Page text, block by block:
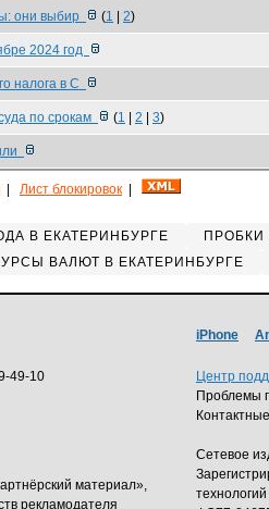
они выбир (1 2)
2024 год
налога в С
по срокам (1 2 3)
Лист блокировок
В ЕКАТЕРИНБУРГЕ ПРОБКИ
ВАЛЮТ В ЕКАТЕРИНБУРГЕ
49-10
материал»,
рекламодателя
iPhone
Центр
Проблемы
Сетевое